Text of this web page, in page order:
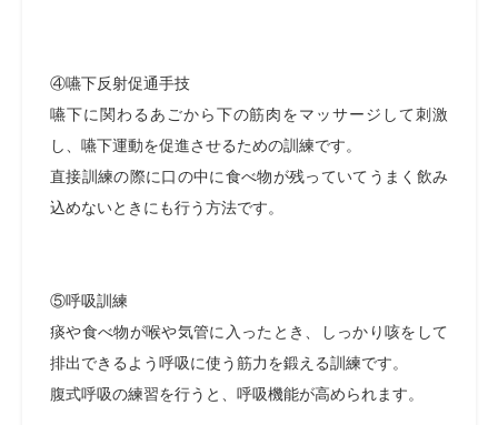
④嚥下反射促通手技
嚥下に関わるあごから下の筋肉をマッサージして刺激
し、嚥下運動を促進させるための訓練です。
直接訓練の際に口の中に食べ物が残っていてうまく飲み
込めないときにも行う方法です。
⑤呼吸訓練
痰や食べ物が喉や気管に入ったとき、しっかり咳をして
排出できるよう呼吸に使う筋力を鍛える訓練です。
腹式呼吸の練習を行うと、呼吸機能が高められます。